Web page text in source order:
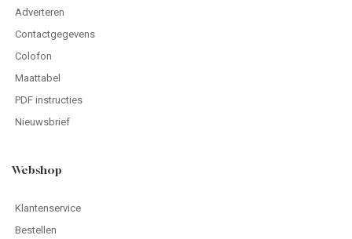
Adverteren
Contactgegevens
Colofon
Maattabel
PDF instructies
Nieuwsbrief
Webshop
Klantenservice
Bestellen